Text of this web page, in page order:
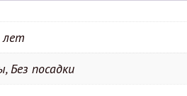
лет
Без посадки